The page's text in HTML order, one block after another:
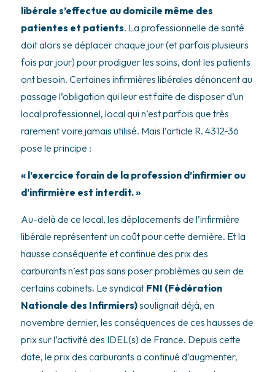
libérale s’effectue au domicile même des
patientes et patients. La professionnelle de santé
doit alors se déplacer chaque jour (et parfois plusieurs
fois par jour) pour prodiguer les soins, dont les patients
ont besoin. Certaines infirmières libérales dénoncent au
passage l’obligation qui leur est faite de disposer d’un
local professionnel, local qui n’est parfois que très
rarement voire jamais utilisé. Mais l’article R. 4312-36
pose le principe :
« l’exercice forain de la profession d’infirmier ou
d’infirmière est interdit. »
Au-delà de ce local, les déplacements de l’infirmière
libérale représentent un coût pour cette dernière. Et la
hausse conséquente et continue des prix des
carburants n’est pas sans poser problèmes au sein de
certains cabinets. Le syndicat FNI (Fédération
Nationale des Infirmiers)soulignait déjà, en
novembre dernier, les conséquences de ces hausses de
prix sur l’activité des IDEL(s) de France. Depuis cette
date, le prix des carburants a continué d’augmenter,